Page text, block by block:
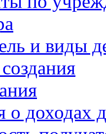
и виды
о доходах